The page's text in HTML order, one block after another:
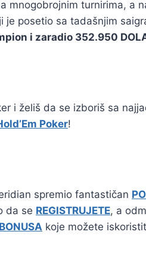
mnogobrojnim turnirima, a
je posetio sa tadašnjim
i zaradio 352.950
i želiš da se izboriš sa
Poker!
spremio fantastičan
da se REGISTRUJETE, a
koje možete